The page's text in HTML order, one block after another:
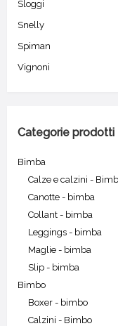
Sloggi
Snelly
Spiman
Vignoni
Categorie prodotti
Bimba
Calze e calzini -
Canotte - bimba
Collant - bimba
Leggings - bimba
Maglie - bimba
Slip - bimba
Bimbo
Boxer - bimbo
Calzini - Bimbo